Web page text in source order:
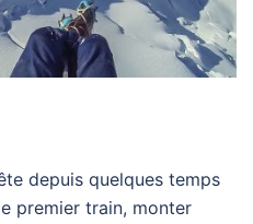
depuis quelques temps
premier train, monter